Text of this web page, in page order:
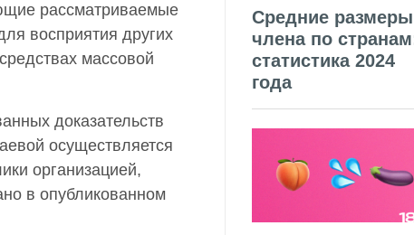
рассматриваемые
восприятия других
массовой
доказательств
осуществляется
организацией,
в опубликованном
Средние размеры
члена по
статистика 2024
года